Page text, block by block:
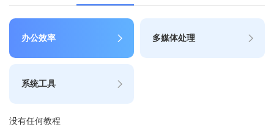
办公效率 多媒体处理
系统工具
没有任何教程